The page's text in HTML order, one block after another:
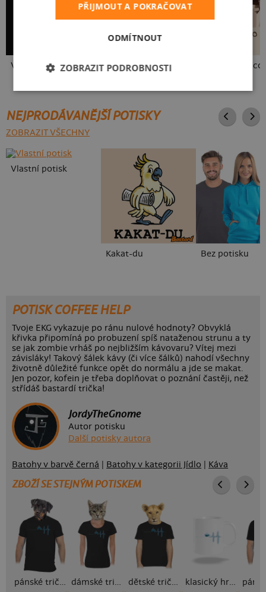
V pressu Ve formě Sním o tom,
NEJPRODÁVANĚJŠÍ POTISKY
ZOBRAZIT VŠECHNY
Vlastní potisk
Kakat-du Bez potisku
POTISK COFFEE HELP
Tvoje EKG vykazuje po ránu nulové hodnoty? Obvyklá
křivka připomíná po probuzení spíš nataženou strunu a ty
se jak zombie vrháš po nejbližším kávovaru? Vítej mezi
závisláky! Takový šálek kávy (či více šálků) nahodí všechny
životně důležité funkce opět do normálu a jde se makat.
Jen pozor, kofein je třeba doplňovat o poznání častěji, než
střídáš bastardí trička!
JordyTheGnome
Autor potisku
Další potisky autora
Batohy v barvě černá Batohy v kategorii Jídlo Káva
ZBOŽÍ SE STEJNÝM POTISKEM
pánské tričko dámské tričko dětské tričko klasický hrnek
PŘIJMOUT A POKRAČOVAT
ODMÍTNOUT
ZOBRAZIT PODROBNOSTI